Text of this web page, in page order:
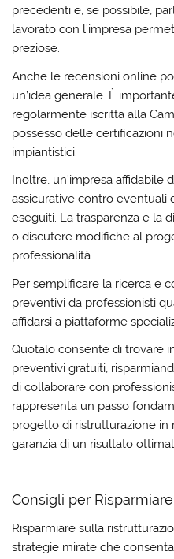
precedenti e, se possibile,
lavorato con l’impresa
preziose.
Anche le recensioni online
un’idea generale. È
regolarmente iscritta alla
possesso dellecertificazioni
impiantistici.
Inoltre, un’impresa affidabile
assicurative contro eventuali
eseguiti. La trasparenza e la
o discutere modifiche al
professionalità.
Per semplificare la ricerca e
preventivi da professionisti
affidarsi a piattaforme
Quotalo consente ditrovare
preventivi gratuiti,
di collaborare con
rappresenta un passo
progetto di ristrutturazione in
garanzia di un risultato
Consigli per
Risparmiare sulla
strategie mirate che